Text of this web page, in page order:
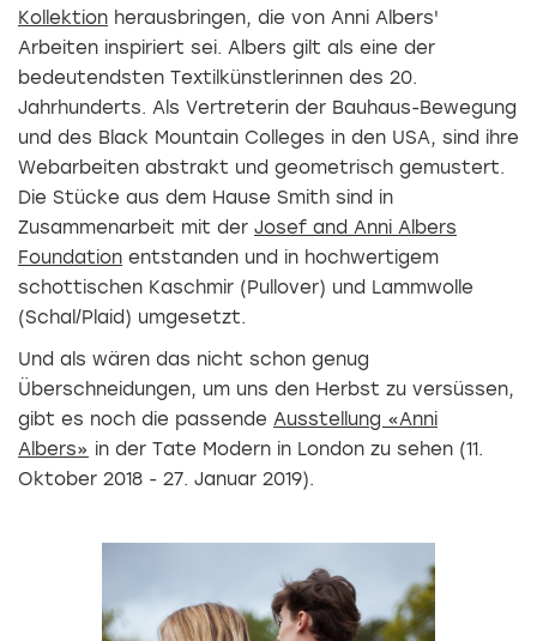
Kollektion herausbringen, die von Anni Albers'
Arbeiten inspiriert sei. Albers gilt als eine der
bedeutendsten Textilkünstlerinnen des 20.
Jahrhunderts. Als Vertreterin der Bauhaus-Bewegung
und des Black Mountain Colleges in den USA, sind ihre
Webarbeiten abstrakt und geometrisch gemustert.
Die Stücke aus dem Hause Smith sind in
Zusammenarbeit mit der Josef and Anni Albers
Foundation entstanden und in hochwertigem
schottischen Kaschmir (Pullover) und Lammwolle
(Schal/Plaid) umgesetzt.
Und als wären das nicht schon genug
Überschneidungen, um uns den Herbst zu versüssen,
gibt es noch die passende Ausstellung «Anni
Albers» in der Tate Modern in London zu sehen (11.
Oktober 2018 - 27. Januar 2019).